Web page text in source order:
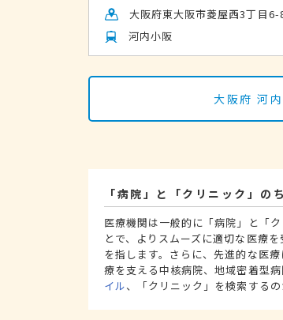
大阪府東大阪市菱屋西3丁目6-
河内小阪
大阪府 河
「病院」と「クリニック」の
医療機関は一般的に「病院」と「
とで、よりスムーズに適切な医療
を指します。さらに、先進的な医
療を支える中核病院、地域密着型病
イル、「クリニック」を検索する